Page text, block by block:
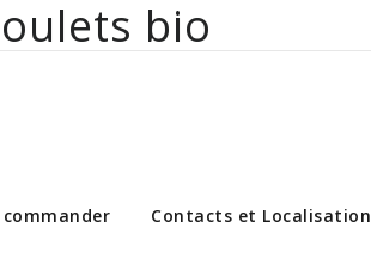
bio
et professionnels
commander Contacts et Localisation